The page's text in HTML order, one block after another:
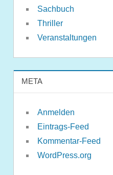
Sachbuch
Thriller
Veranstaltungen
META
Anmelden
Eintrags-Feed
Kommentar-Feed
WordPress.org